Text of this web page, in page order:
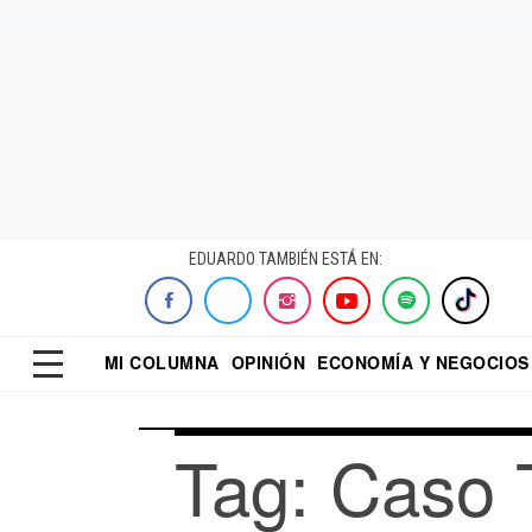
EDUARDO TAMBIÉN ESTÁ EN:
MI COLUMNA OPINIÓN ECONOMÍA Y NEGOCIOS
Tag: Caso